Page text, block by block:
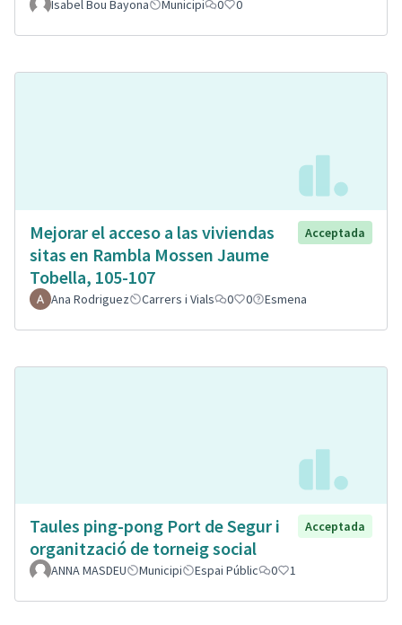
Isabel Bou Bayona
Municipi 0 0
Mejorar el acceso a las viviendas
sitas en Rambla Mossen Jaume
Tobella, 105-107
Acceptada
Ana Rodriguez Carrers i Vials 0 0 Esmena
Taules ping-pong Port de Segur i
organització de torneig social
Acceptada
ANNA MASDEU Municipi Espai Públic 0 1